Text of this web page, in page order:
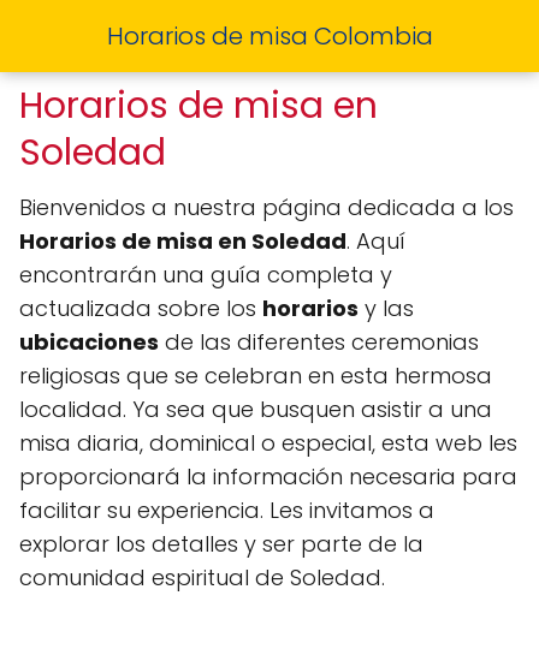
Horarios de misa Colombia
Horarios de misa en
Soledad
Bienvenidos a nuestra página dedicada a los
Horarios de misa en Soledad. Aquí
encontrarán una guía completa y
actualizada sobre los horarios y las
ubicaciones de las diferentes ceremonias
religiosas que se celebran en esta hermosa
localidad. Ya sea que busquen asistir a una
misa diaria, dominical o especial, esta web les
proporcionará la información necesaria para
facilitar su experiencia. Les invitamos a
explorar los detalles y ser parte de la
comunidad espiritual de Soledad.